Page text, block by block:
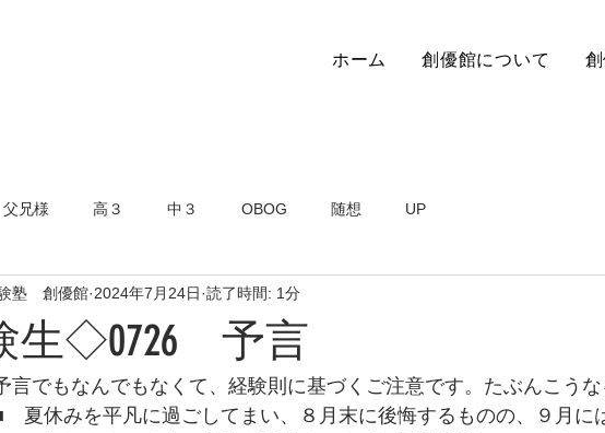
ホーム 創優館について
父兄様 高３ 中３ OBOG 随想 UP
生◇0726 予言
塾 創優館 2024年7月24日 読了時間: 1分
言でもなんでもなくて、経験則に基づくご注意です。たぶんこう
夏休みを平凡に過ごしてまい、８月末に後悔するものの、９月